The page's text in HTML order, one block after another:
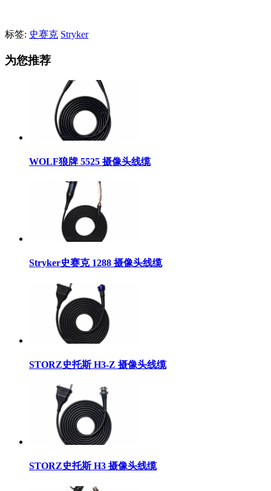
标签: 史赛克 Stryker
为您推荐
WOLF狼牌 5525 摄像头线缆
Stryker史赛克 1288 摄像头线缆
STORZ史托斯 H3-Z 摄像头线缆
STORZ史托斯 H3 摄像头线缆